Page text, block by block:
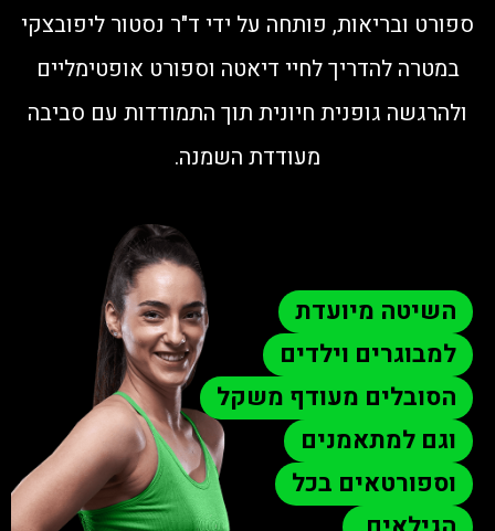
ספורט ובריאות, פותחה על ידי ד"ר נסטור ליפובצקי
במטרה להדריך לחיי דיאטה וספורט אופטימליים
ולהרגשה גופנית חיונית תוך התמודדות עם סביבה
מעודדת השמנה.
השיטה מיועדת
למבוגרים וילדים​
הסובלים מעודף משקל
וגם למתאמנים
וספורטאים בכל